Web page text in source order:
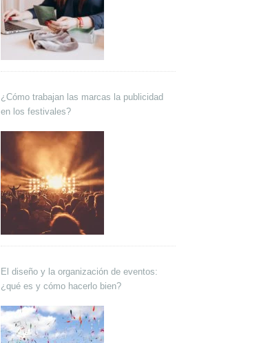
¿Cómo trabajan las marcas la publicidad
en los festivales?
El diseño y la organización de eventos:
¿qué es y cómo hacerlo bien?